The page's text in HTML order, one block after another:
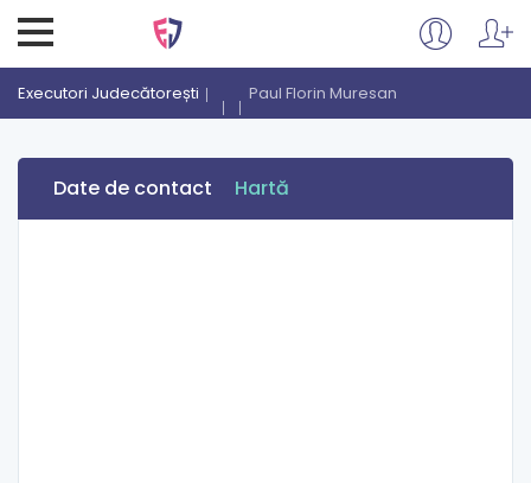
Executori Judecătorești Paul Florin Muresan
Date de contact Hartă